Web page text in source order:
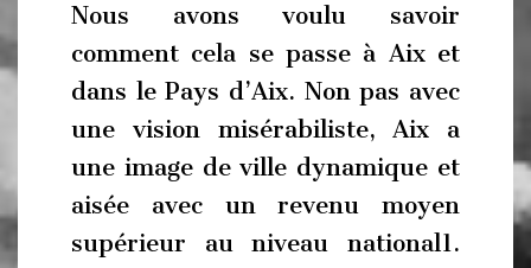
Nous avons voulu savoir
comment cela se passe à Aix et
dans le Pays d’Aix. Non pas avec
une vision misérabiliste, Aix a
une image de ville dynamique et
aisée avec un revenu moyen
supérieur au niveau national1.